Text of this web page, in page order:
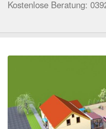
Kostenlose Beratung: